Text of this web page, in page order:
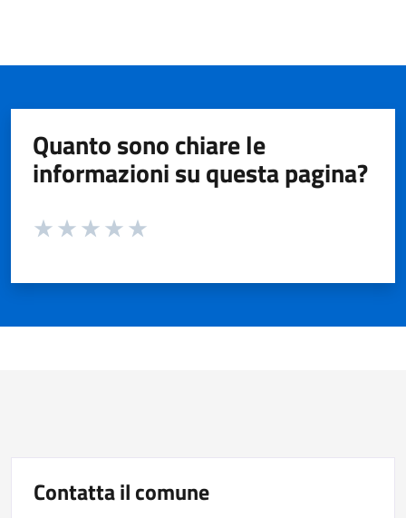
Quanto sono chiare le
informazioni su questa pagina?
Valuta da 1 a 5 stelle la pagina
Contatta il comune